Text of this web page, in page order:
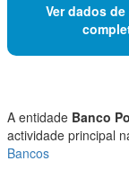
Ver dados
A entidade Banco
actividade principal
Bancos